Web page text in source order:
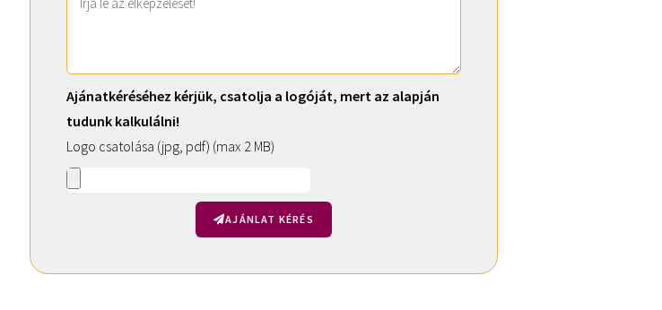
Ajánatkéréséhez kérjük, csatolja a logóját, mert az alapján
tudunk kalkulálni!
Logo csatolása (jpg, pdf) (max 2 MB)
AJÁNLAT KÉRÉS
l